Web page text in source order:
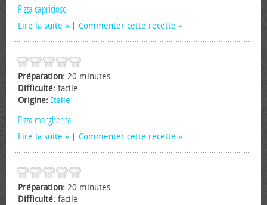
Pizza capricioso
Lire la suite Commenter cette recette
Préparation: 20 minutes
Difficulté: facile
Origine: Italie
Pizza margherita
Lire la suite Commenter cette recette
Préparation: 20 minutes
Difficulté: facile